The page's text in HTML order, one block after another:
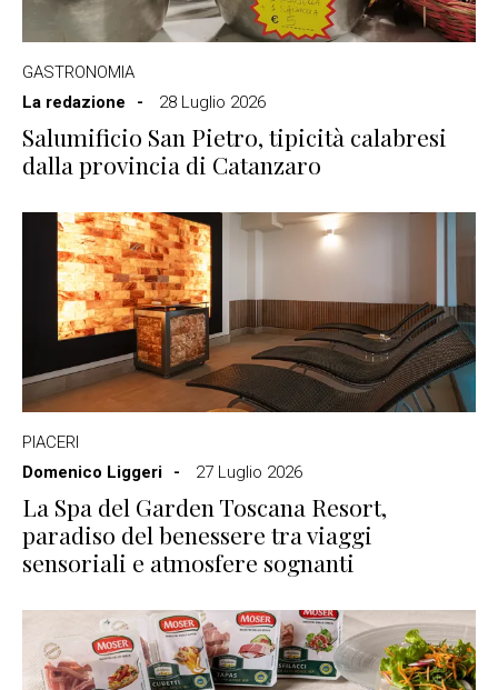
GASTRONOMIA
La redazione
28 Luglio 2026
Salumificio San Pietro, tipicità calabresi
dalla provincia di Catanzaro
PIACERI
Domenico Liggeri
27 Luglio 2026
La Spa del Garden Toscana Resort,
paradiso del benessere tra viaggi
sensoriali e atmosfere sognanti